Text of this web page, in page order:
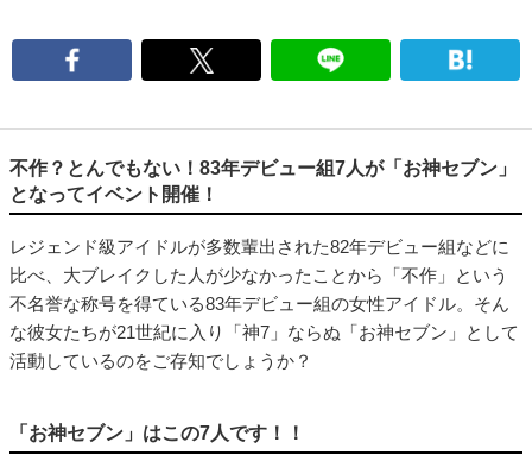
不作？とんでもない！83年デビュー組7人が「お神セブン」
となってイベント開催！
レジェンド級アイドルが多数輩出された82年デビュー組などに
比べ、大ブレイクした人が少なかったことから「不作」という
不名誉な称号を得ている83年デビュー組の女性アイドル。そん
な彼女たちが21世紀に入り「神7」ならぬ「お神セブン」として
活動しているのをご存知でしょうか？
「お神セブン」はこの7人です！！